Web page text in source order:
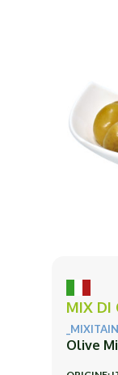
MIX DI
Olive